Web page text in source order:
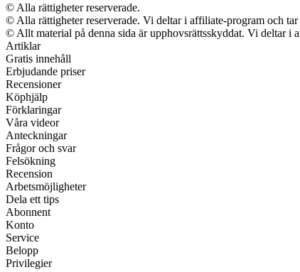
© Alla rättigheter reserverade.
© Alla rättigheter reserverade. Vi deltar i affiliate-program och
© Allt material på denna sida är upphovsrättsskyddat. Vi deltar i
Artiklar
Gratis innehåll
Erbjudande priser
Recensioner
Köphjälp
Förklaringar
Våra videor
Anteckningar
Frågor och svar
Felsökning
Recension
Arbetsmöjligheter
Dela ett tips
Abonnent
Konto
Service
Belopp
Privilegier